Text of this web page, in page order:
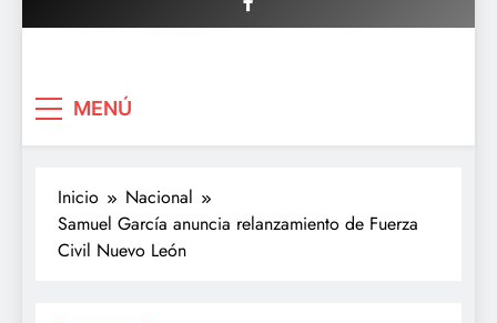
MENÚ
Inicio
Nacional
Samuel García anuncia relanzamiento de Fuerza
Civil Nuevo León